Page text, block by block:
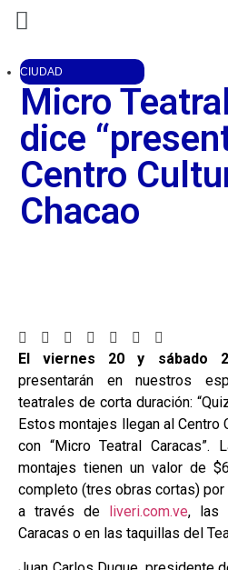
CIUDAD
Micro
dice
Centro
Chacao
El viernes 20 y sábado
presentarán en nuestros
teatrales de corta duración:
Estos montajes llegan al Centro
con “Micro Teatral Caracas”.
montajes tienen un valor de
completo (tres obras cortas)
a través de liveri.com.ve, las
Caracas o en las taquillas del